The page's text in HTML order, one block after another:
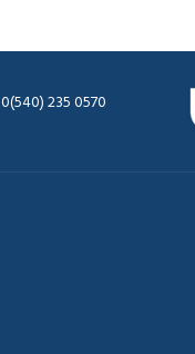
0(540) 235 0570